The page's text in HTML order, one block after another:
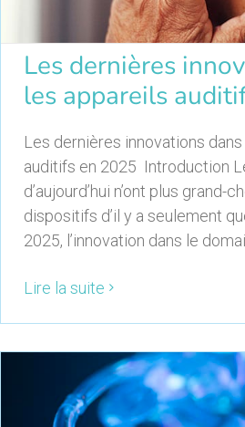
Les dernières
les appareils
Les dernières innovations
auditifs en 2025 Introduction
d’aujourd’hui n’ont plus grand-
dispositifs d’il y a seulement
2025, l’innovation dans le
Lire la suite